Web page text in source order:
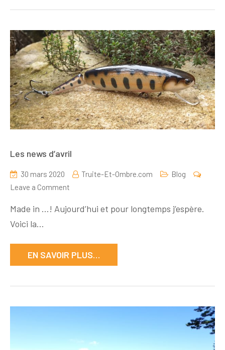
Les news d’avril
30 mars 2020 Truite-Et-Ombre.com
Blog
Leave a Comment
news
Made in …! Aujourd’hui et pour longtemps j’espère.
Voici la…
EN SAVOIR PLUS…